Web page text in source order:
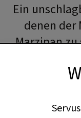
Ein
denen der
Marzipan